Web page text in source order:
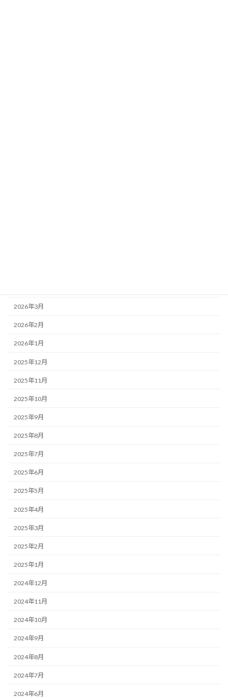
2026年3月
2026年2月
2026年1月
2025年12月
2025年11月
2025年10月
2025年9月
2025年8月
2025年7月
2025年6月
2025年5月
2025年4月
2025年3月
2025年2月
2025年1月
2024年12月
2024年11月
2024年10月
2024年9月
2024年8月
2024年7月
2024年6月